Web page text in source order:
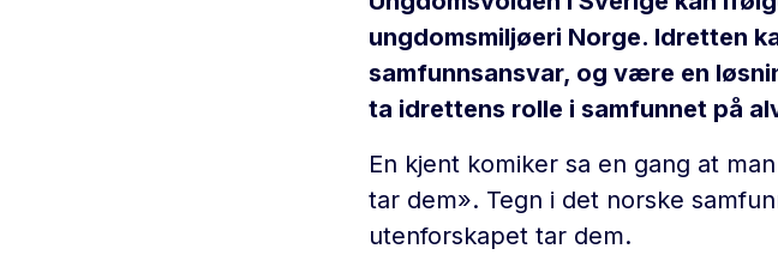
ungdomsmiljøeri Norge. Idretten
samfunnsansvar, og være en
ta idrettens rolle i samfunnet på
En kjent komiker sa en gang at
tar dem». Tegn i det norske
utenforskapet tar dem.